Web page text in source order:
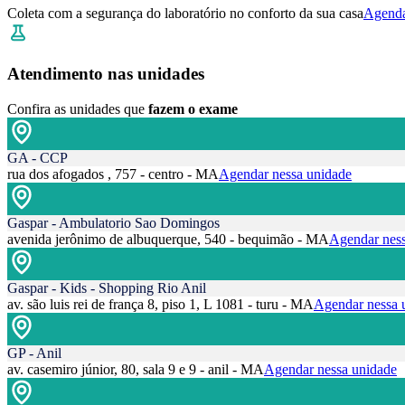
Coleta com a segurança do laboratório no conforto da sua casa
Atendimento nas unidades
Confira as unidades que fazem o exame
GA - CCP
rua dos afogados , 757 - centro - MAAgendar nessa unidade
Gaspar - Ambulatorio Sao Domingos
avenida jerônimo de albuquerque, 540 - bequimão - MAAgendar
Gaspar - Kids - Shopping Rio Anil
av. são luis rei de frança 8, piso 1, L 1081 - turu - MAAgendar nessa
GP - Anil
av. casemiro júnior, 80, sala 9 e 9 - anil - MAAgendar nessa unidade